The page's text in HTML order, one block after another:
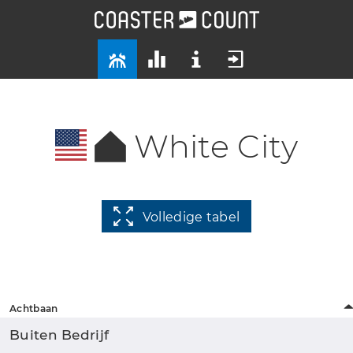
White City
Volledige tabel
Achtbaan
Buiten Bedrijf